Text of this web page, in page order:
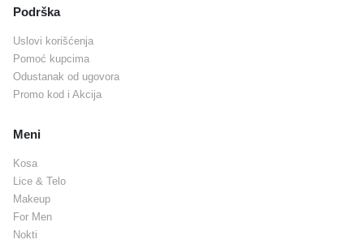
Podrška
Uslovi korišćenja
Pomoć kupcima
Odustanak od ugovora
Promo kod i Akcija
Meni
Kosa
Lice & Telo
Makeup
For Men
Nokti